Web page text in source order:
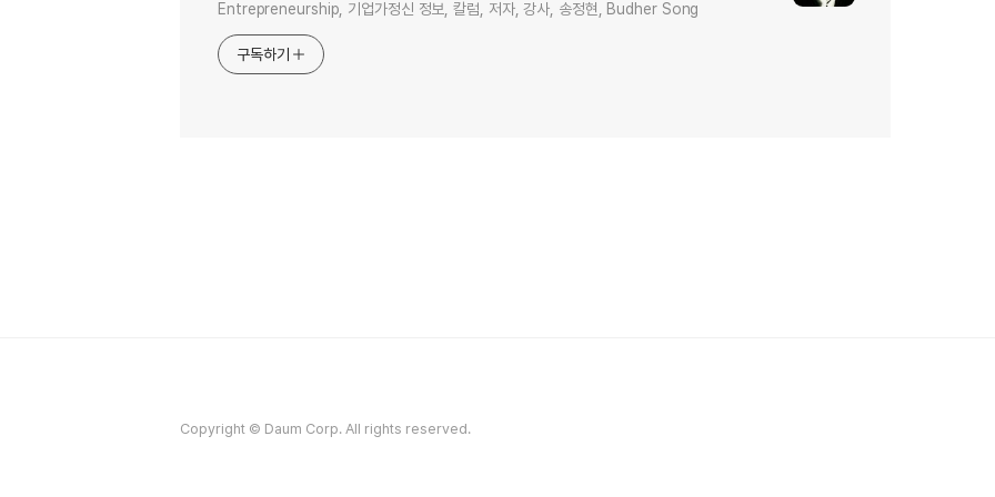
Entrepreneurship, 기업가정신 정보, 칼럼, 저자, 강사, 송정현, Budher Song
구독하기
Copyright © Daum Corp. All rights reserved.